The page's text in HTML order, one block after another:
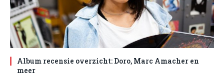
Album recensie overzicht: Doro, Marc Amacher en
meer